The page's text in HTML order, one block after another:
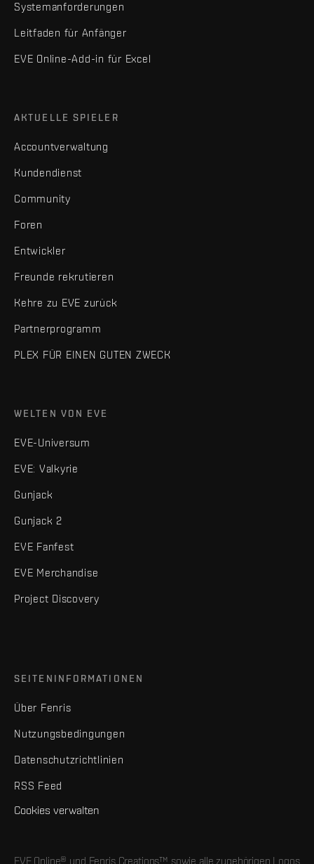
Systemanforderungen
Leitfaden für Anfänger
EVE Online-Add-in für Excel
AKTUELLE SPIELER
Accountverwaltung
Kundendienst
Community
Foren
Entwickler
Freunde rekrutieren
Kehre zu EVE zurück
Partnerprogramm
PLEX FÜR EINEN GUTEN ZWECK
WELTEN VON EVE
EVE-Universum
EVE: Valkyrie
Gunjack
Gunjack 2
EVE Fanfest
EVE Merchandise
Project Discovery
SEITENINFORMATIONEN
Über Fenris
Nutzungsbedingungen
Datenschutzrichtlinien
RSS Feed
Cookies verwalten
EVE Online® und Fenris Creations™ sowie alle zugehörigen Logos